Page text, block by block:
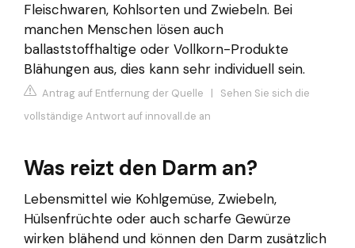
Fleischwaren, Kohlsorten und Zwiebeln. Bei
manchen Menschen lösen auch
ballaststoffhaltige oder Vollkorn-Produkte
Blähungen aus, dies kann sehr individuell sein.
Antrag auf Entfernung der Quelle | Sehen Sie sich die
vollständige Antwort auf innovall.de an
Was reizt den Darm an?
Lebensmittel wie Kohlgemüse, Zwiebeln,
Hülsenfrüchte oder auch scharfe Gewürze
wirken blähend und können den Darm zusätzlich